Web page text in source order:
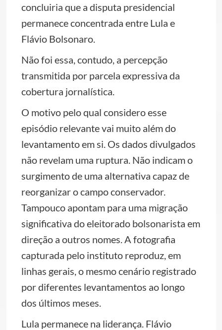
concluiria que a disputa presidencial
permanece concentrada entre Lula e
Flávio Bolsonaro.
Não foi essa, contudo, a percepção
transmitida por parcela expressiva da
cobertura jornalística.
O motivo pelo qual considero esse
episódio relevante vai muito além do
levantamento em si. Os dados divulgados
não revelam uma ruptura. Não indicam o
surgimento de uma alternativa capaz de
reorganizar o campo conservador.
Tampouco apontam para uma migração
significativa do eleitorado bolsonarista em
direção a outros nomes. A fotografia
capturada pelo instituto reproduz, em
linhas gerais, o mesmo cenário registrado
por diferentes levantamentos ao longo
dos últimos meses.
Lula permanece na liderança. Flávio